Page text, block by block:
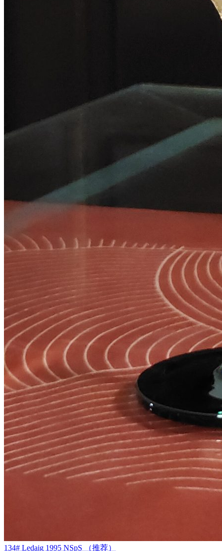
134# Ledaig 1995 NSpS （推荐）